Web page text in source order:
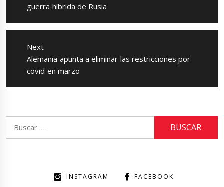
post:
guerra híbrida de Rusia
Next
Next
post:
Alemania apunta a eliminar las restricciones por
covid en marzo
INSTAGRAM FACEBOOK